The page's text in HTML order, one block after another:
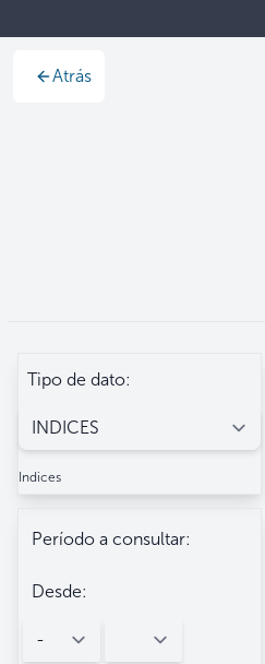
Atrás
Tipo de dato:
Indices
Período a consultar:
Desde: